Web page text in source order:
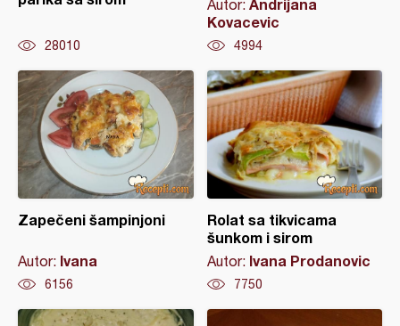
28010
Autor: Andrijana
Kovacevic
4994
Zapečeni šampinjoni
Autor: Ivana
6156
Rolat sa tikvicama
šunkom i sirom
Autor: Ivana Prodanovic
7750